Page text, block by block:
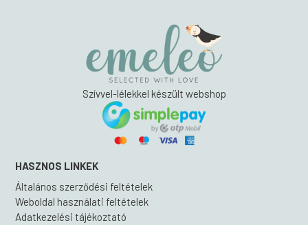
Szívvel-lélekkel készült webshop
HASZNOS LINKEK
Általános szerződési feltételek
Weboldal használati feltételek
Adatkezelési tájékoztató